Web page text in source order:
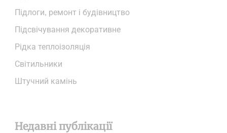
Підлоги, ремонт і будівництво
Підсвічування декоративне
Рідка теплоізоляція
Світильники
Штучний камінь
Недавні публікації